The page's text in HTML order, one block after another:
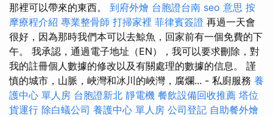
那裡可以帶來的東西。 到府外燴 台胞證台南 seo 意思 按
摩療程介紹 專業整骨師 打掃家裡 菲律賓簽證 再過一天會
很好，因為那時我們本可以去鯨魚，回家前有一個免費的下
午。 我承認，通過電子地址（EN），我可以要求刪除，對
我的註冊個人數據的修改以及有關處理的數據的信息。 謹
慎的城市，山脈，峽灣和冰川的峽灣，腐爛... - 私廚服務 養
護中心 單人房 台胞證新北 靜電機 餐飲設備回收推薦 塔位
貨運行 除白蟻公司 養護中心 單人房 公司登記 自助餐外燴